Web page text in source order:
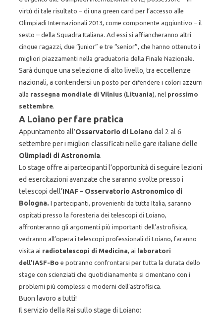
virtù di tale risultato – di una green card per l’accesso alle
Olimpiadi Internazionali 2013, come componente aggiuntivo – il
sesto – della Squadra Italiana. Ad essi si affiancheranno altri
cinque ragazzi, due “junior” e tre “senior”, che hanno ottenuto i
migliori piazzamenti nella graduatoria della Finale Nazionale.
Sarà dunque una selezione di alto livello, tra eccellenze
nazionali, a contendersi un posto per difendere i colori azzurri
alla rassegna mondiale di Vilnius (Lituania), nel prossimo
settembre.
A Loiano per fare pratica
Appuntamento all’Osservatorio di Loiano dal 2 al 6
settembre per i migliori classificati nelle gare italiane delle
Olimpiadi di Astronomia.
Lo stage offre ai partecipanti l’opportunità di seguire lezioni
ed esercitazioni avanzate che saranno svolte presso i
telescopi dell’INAF – Osservatorio Astronomico di
Bologna. I partecipanti, provenienti da tutta Italia, saranno
ospitati presso la foresteria dei telescopi di Loiano,
affronteranno gli argomenti più importanti dell’astrofisica,
vedranno all’opera i telescopi professionali di Loiano, faranno
visita ai radiotelescopi di Medicina, ai laboratori
dell’IASF-Bo e potranno confrontarsi per tutta la durata dello
stage con scienziati che quotidianamente si cimentano con i
problemi più complessi e moderni dell’astrofisica.
Buon lavoro a tutti!
Il servizio della Rai sullo stage di Loiano: